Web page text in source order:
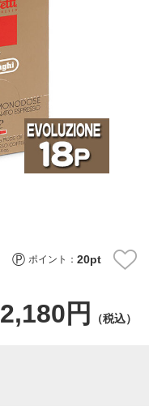
ポイント：20pt
2,180円 （税込）